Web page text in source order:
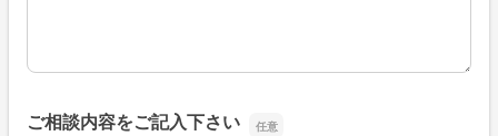
ご相談内容をご記入下さい